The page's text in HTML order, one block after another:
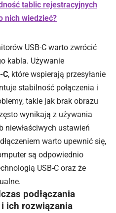
tablic rejestracyjnych
nich wiedzieć?
USB-C warto zwrócić
kabla. Używanie
C, które wspierają przesyłanie
stabilność połączenia i
takie jak brak obrazu
wynikają z używania
niewłaściwych ustawień
warto upewnić się,
są odpowiednio
USB-C oraz że
podłączania
ich rozwiązania